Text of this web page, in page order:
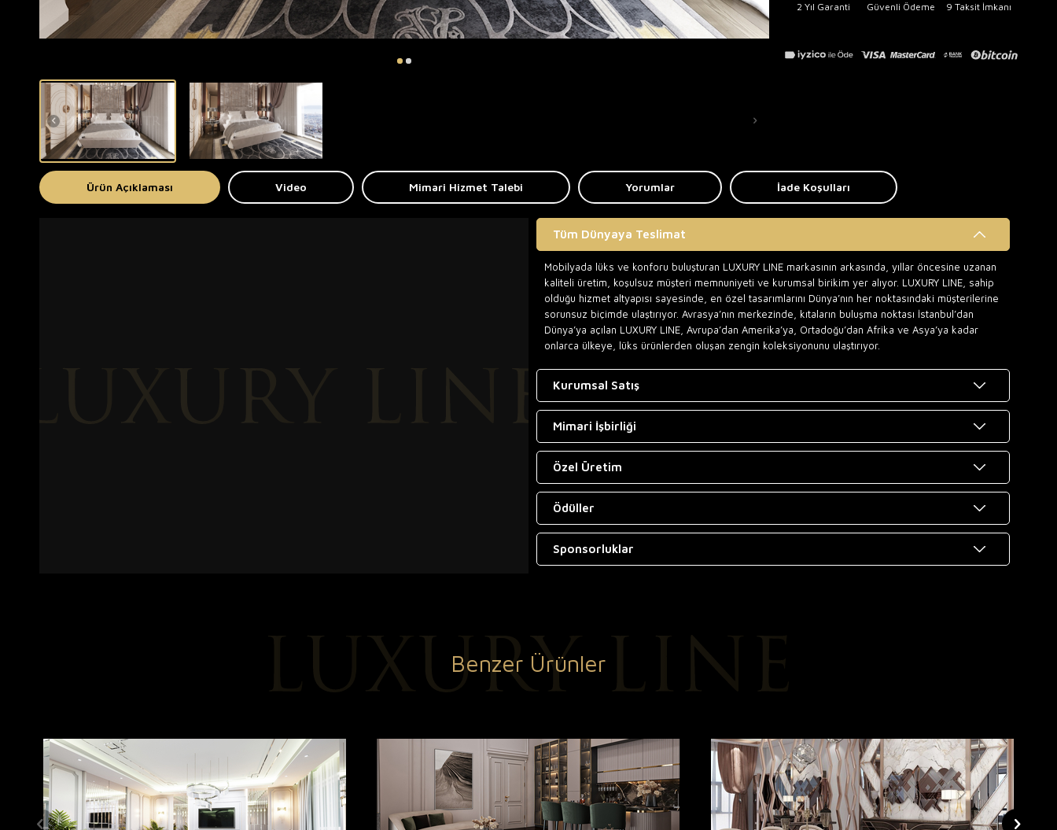
2 Yıl Garanti Güvenli Ödeme 9 Taksit İmkanı
Ürün Açıklaması Video Mimari Hizmet Talebi Yorumlar İade Koşulları
Tüm Dünyaya Teslimat
Mobilyada lüks ve konforu buluşturan LUXURY LINE markasının arkasında, yıllar öncesine uzanan
kaliteli üretim, koşulsuz müşteri memnuniyeti ve kurumsal birikim yer alıyor. LUXURY LINE, sahip
olduğu hizmet altyapısı sayesinde, en özel tasarımlarını Dünya’nın her noktasındaki müşterilerine
sorunsuz biçimde ulaştırıyor. Avrasya’nın merkezinde, kıtaların buluşma noktası İstanbul’dan
Dünya’ya açılan LUXURY LINE, Avrupa’dan Amerika’ya, Ortadoğu’dan Afrika ve Asya’ya kadar
onlarca ülkeye, lüks ürünlerden oluşan zengin koleksiyonunu ulaştırıyor.
Kurumsal Satış
Mimari İşbirliği
Özel Üretim
Ödüller
Sponsorluklar
Benzer Ürünler